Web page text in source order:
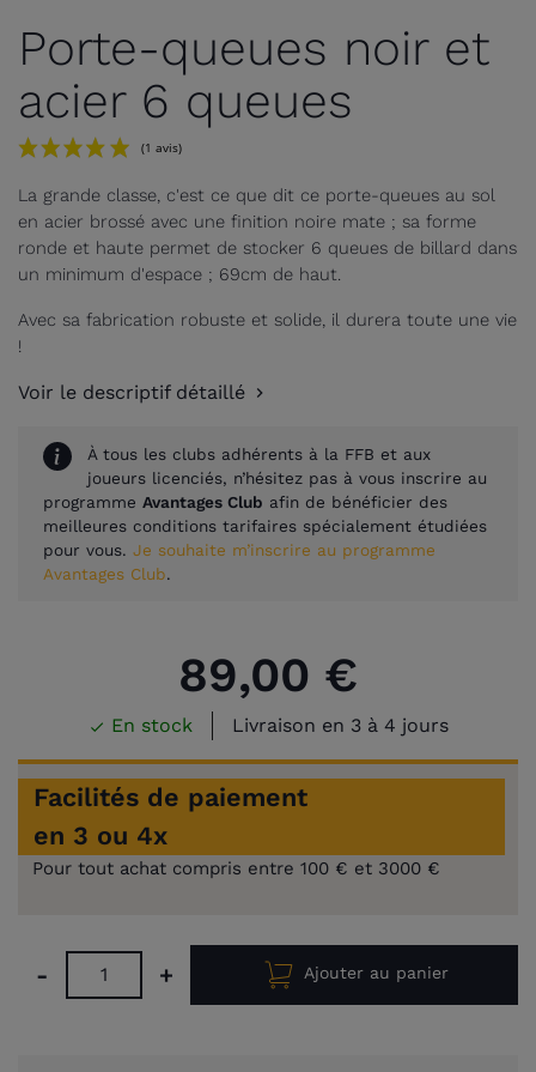
Porte-queues noir et
acier 6 queues
La grande classe, c'est ce que dit ce porte-queues au sol
en acier brossé avec une finition noire mate ; sa forme
ronde et haute permet de stocker 6 queues de billard dans
un minimum d'espace ; 69cm de haut.
Avec sa fabrication robuste et solide, il durera toute une vie
!
Voir le descriptif détaillé
À tous les clubs adhérents à la FFB et aux
joueurs licenciés, n’hésitez pas à vous inscrire au
programme Avantages Club afin de bénéficier des
meilleures conditions tarifaires spécialement étudiées
pour vous. Je souhaite m’inscrire au programme
Avantages Club.
89,00 €
 En stock Livraison en 3 à 4 jours
Facilités de paiement
en 3 ou 4x
Pour tout achat compris entre 100 € et 3000 €
- + Ajouter au panier